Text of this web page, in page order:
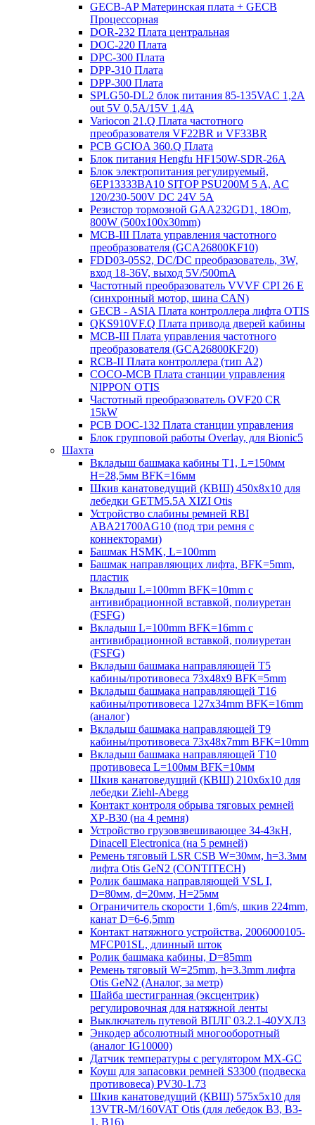
GECB-AP Материнская плата + GECB
Процессорная
DOR-232 Плата центральная
DOC-220 Плата
DPC-300 Плата
DPP-310 Плата
DPP-300 Плата
SPLG50-DL2 блок питания 85-135VAC 1,2А
out 5V 0,5А/15V 1,4А
Variocon 21.Q Плата частотного
преобразователя VF22BR и VF33BR
PCB GCIOA 360.Q Плата
Блок питания Hengfu HF150W-SDR-26A
Блок электропитания регулируемый,
6EP13333BA10 SITOP PSU200M 5 A, AC
120/230-500V DC 24V 5A
Резистор тормозной GAA232GD1, 18Om,
800W (500x100x30mm)
MCB-III Плата управления частотного
преобразователя (GCA26800KF10)
FDD03-05S2, DC/DC преобразователь, 3W,
вход 18-36V, выход 5V/500mA
Частотный преобразователь VVVF CPI 26 E
(синхронный мотор, шина CAN)
GECB - ASIA Плата контроллера лифта OTIS
QKS910VF.Q Плата привода дверей кабины
MCB-III Плата управления частотного
преобразователя (GCA26800KF20)
RCB-II Плата контроллера (тип A2)
COCO-MCB Плата станции управления
NIPPON OTIS
Частотный преобразователь OVF20 CR
15kW
PCB DOC-132 Плата станции управления
Блок групповой работы Overlay, для Bionic5
Шахта
Вкладыш башмака кабины T1, L=150мм
H=28,5мм BFK=16мм
Шкив канатоведущий (КВШ) 450х8х10 для
лебедки GETM5.5A XIZI Otis
Устройство слабины ремней RBI
ABA21700AG10 (под три ремня с
коннекторами)
Башмак HSMK, L=100mm
Башмак направляющих лифта, BFK=5mm,
пластик
Вкладыш L=100mm BFK=10mm с
антивибрационной вставкой, полиуретан
(FSFG)
Вкладыш L=100mm BFK=16mm с
антивибрационной вставкой, полиуретан
(FSFG)
Вкладыш башмака направляющей T5
кабины/противовеса 73х48х9 BFK=5mm
Вкладыш башмака направляющей T16
кабины/противовеса 127х34mm BFK=16mm
(аналог)
Вкладыш башмака направляющей T9
кабины/противовеса 73х48х7mm BFK=10mm
Вкладыш башмака направляющей T10
противовеса L=100мм BFK=10мм
Шкив канатоведущий (КВШ) 210х6х10 для
лебедки Ziehl-Abegg
Контакт контроля обрыва тяговых ремней
XP-B30 (на 4 ремня)
Устройство грузовзвешивающее 34-43кН,
Dinacell Electronica (на 5 ремней)
Ремень тяговый LSR CSB W=30мм, h=3.3мм
лифта Otis GeN2 (CONTITECH)
Ролик башмака направляющей VSL I,
D=80мм, d=20мм, H=25мм
Ограничитель скорости 1,6m/s, шкив 224mm,
канат D=6-6,5mm
Контакт натяжного устройства, 2006000105-
MFCP01SL, длинный шток
Ролик башмака кабины, D=85mm
Ремень тяговый W=25mm, h=3.3mm лифта
Otis GeN2 (Аналог, за метр)
Шайба шестигранная (эксцентрик)
регулировочная для натяжной ленты
Выключатель путевой ВПЛГ 03.2.1-40УХЛ3
Энкодер абсолютный многооборотный
(аналог IG10000)
Датчик температуры с регулятором MX-GC
Коуш для запасовки ремней S3300 (подвеска
противовеса) PV30-1.73
Шкив канатоведущий (КВШ) 575х5х10 для
13VTR-M/160VAT Otis (для лебедок B3, B3-
1, B16)